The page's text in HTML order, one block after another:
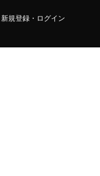
新規登録・ログイン